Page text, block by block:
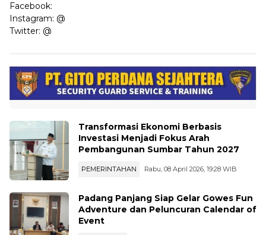
Facebook:
Instagram: @
Twitter: @
Transformasi Ekonomi Berbasis
Investasi Menjadi Fokus Arah
Pembangunan Sumbar Tahun 2027
PEMERINTAHAN Rabu, 08 April 2026, 19:28 WIB
Padang Panjang Siap Gelar Gowes Fun
Adventure dan Peluncuran Calendar of
Event